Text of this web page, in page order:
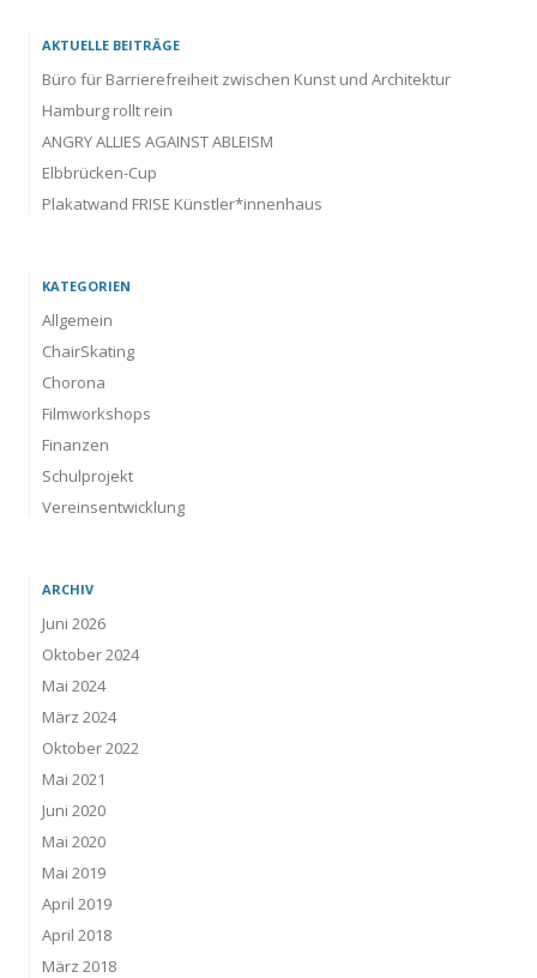
AKTUELLE BEITRÄGE
Büro für Barrierefreiheit zwischen Kunst und Architektur
Hamburg rollt rein
ANGRY ALLIES AGAINST ABLEISM
Elbbrücken-Cup
Plakatwand FRISE Künstler*innenhaus
KATEGORIEN
Allgemein
ChairSkating
Chorona
Filmworkshops
Finanzen
Schulprojekt
Vereinsentwicklung
ARCHIV
Juni 2026
Oktober 2024
Mai 2024
März 2024
Oktober 2022
Mai 2021
Juni 2020
Mai 2020
Mai 2019
April 2019
April 2018
März 2018